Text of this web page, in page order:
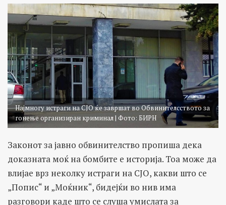
Најмногу истраги на СЈО ќе завршат во Обвинителсството за
гонење oрганизиран криминал | Фото: БИРН
Законот за јавно обвинителство пропиша дека
доказната моќ на бомбите е историја. Тоа може да
влијае врз неколку истраги на СЈО, какви што се
„Попис“ и „Моќник“, бидејќи во нив има
разговори каде што се слуша умислата за